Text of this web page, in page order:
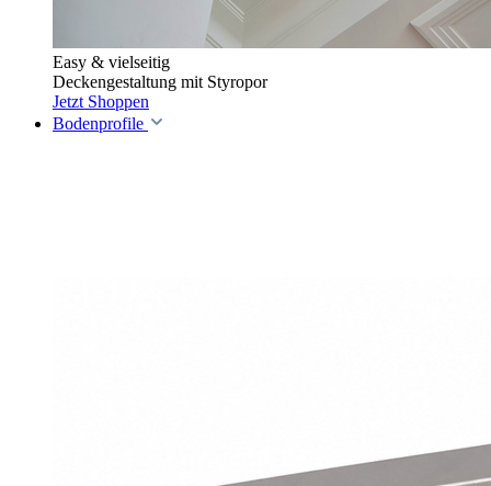
Easy & vielseitig
Deckengestaltung mit Styropor
Jetzt Shoppen
Bodenprofile